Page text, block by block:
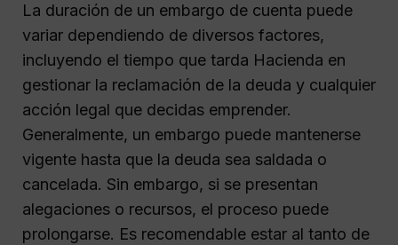
La duración de un embargo de cuenta puede
variar dependiendo de diversos factores,
incluyendo el tiempo que tarda Hacienda en
gestionar la reclamación de la deuda y cualquier
acción legal que decidas emprender.
Generalmente, un embargo puede mantenerse
vigente hasta que la deuda sea saldada o
cancelada. Sin embargo, si se presentan
alegaciones o recursos, el proceso puede
prolongarse. Es recomendable estar al tanto de